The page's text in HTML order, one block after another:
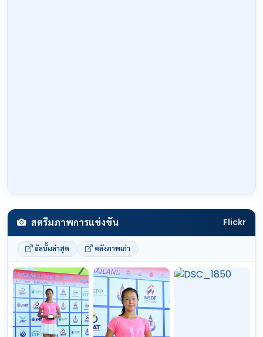
สตรีมภาพการแข่งขัน Flickr
อัลบั้มล่าสุด คลังภาพเก่า